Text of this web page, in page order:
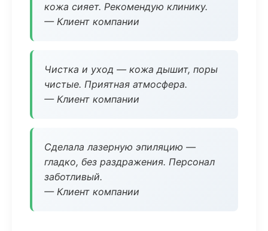
кожа сияет. Рекомендую клинику.
— Клиент компании
Чистка и уход — кожа дышит, поры
чистые. Приятная атмосфера.
— Клиент компании
Сделала лазерную эпиляцию —
гладко, без раздражения. Персонал
заботливый.
— Клиент компании